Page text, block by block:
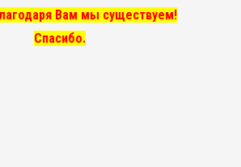
Вам мы существуем!
Спасибо.